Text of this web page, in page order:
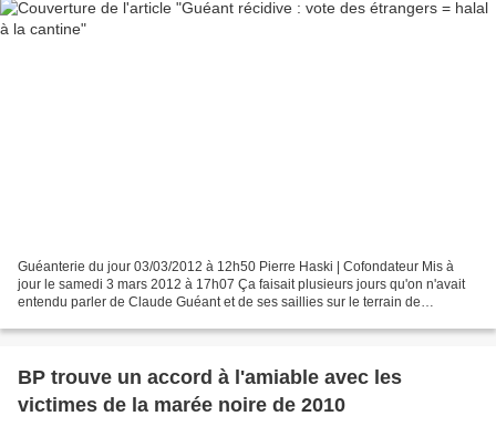
Guéanterie du jour 03/03/2012 à 12h50 Pierre Haski | Cofondateur Mis à
jour le samedi 3 mars 2012 à 17h07 Ça faisait plusieurs jours qu'on n'avait
entendu parler de Claude Guéant et de ses saillies sur le terrain de
BP trouve un accord à l'amiable avec les
victimes de la marée noire de 2010